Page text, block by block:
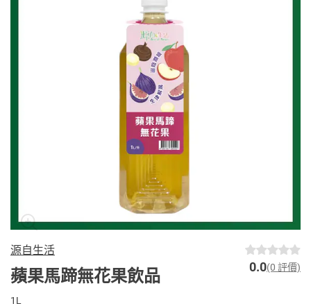
源自生活
蘋果馬蹄無花果飲品 0.0(0 評價)
1L